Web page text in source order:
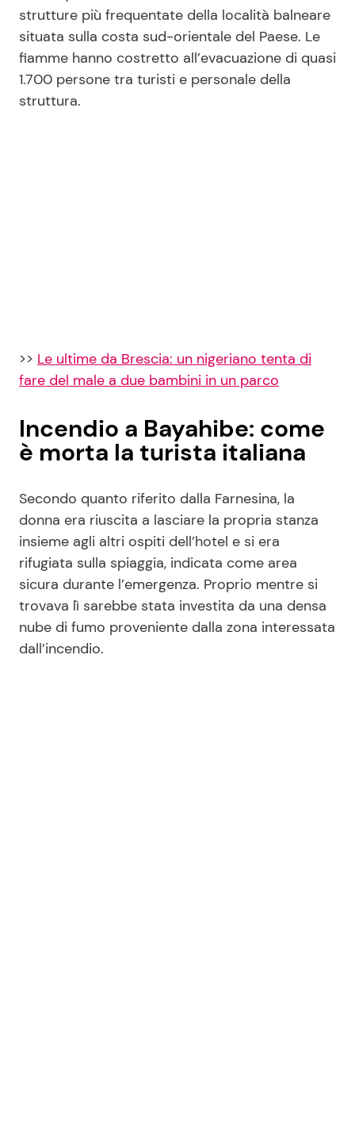
Pubblicità
strutture più frequentate della località balneare
situata sulla costa sud-orientale del Paese. Le
fiamme hanno costretto all’evacuazione di quasi
1.700 persone tra turisti e personale della
struttura.
>> Le ultime da Brescia: un nigeriano tenta di
fare del male a due bambini in un parco
Incendio a Bayahibe: come
è morta la turista italiana
Secondo quanto riferito dalla Farnesina, la
donna era riuscita a lasciare la propria stanza
insieme agli altri ospiti dell’hotel e si era
rifugiata sulla spiaggia, indicata come area
sicura durante l’emergenza. Proprio mentre si
trovava lì sarebbe stata investita da una densa
nube di fumo proveniente dalla zona interessata
dall’incendio.